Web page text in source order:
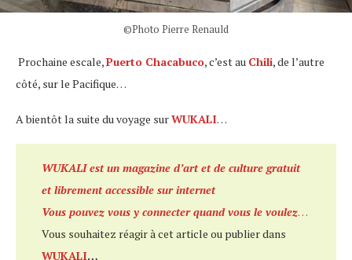
©Photo Pierre Renauld
Prochaine escale,Puerto Chacabuco, c’est au Chili, de l’autre
côté, sur le Pacifique…
A bientôt la suite du voyage surWUKALI…
WUKALI est un magazine d’art et de culture gratuit
et librement accessible sur internet
Vous pouvez vous y connecter quand vous le voulez…
Vous souhaitez réagir à cet article ou publier dans
WUKALI…